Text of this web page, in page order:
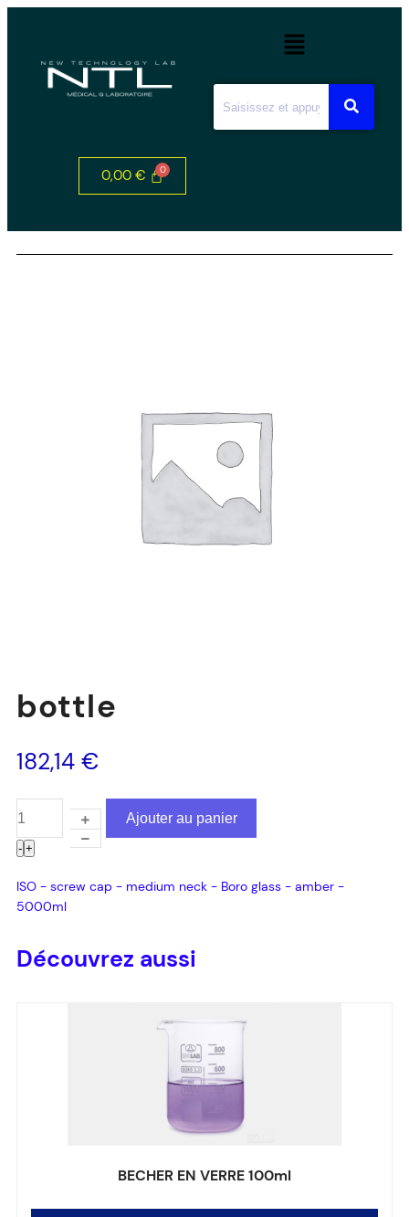
0,00 €
bottle
182,14 €
- +
Ajouter au panier
ISO - screw cap - medium neck - Boro glass - amber -
5000ml
Découvrez aussi
BECHER EN VERRE 100ml